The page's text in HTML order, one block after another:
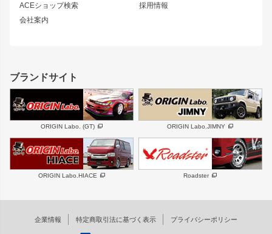
ACEショップ検索
会社案内
採用情報
スズキ
GS350
SC
スバル 三菱
デリカ D:5
軽自動車 汎用
MUD-S7
MUD-SR7
まつど家 鉄漢
ボンネット
フェンダー
サイドパーツ
リアゲート
メンテナンスパーツ
ハイエースパーツ
ホイール
DAYTONA-RS
DAYTONA-RS NEO
エアロシリーズ
RUGGER MODEL
DTM:exclusive
ブランドサイト
ORIGIN Labo. (GT) ORIGIN Labo.JIMNY
ORIGIN Labo.HIACE Roadster
企業情報 特定商取引法に基づく表示 プライバシーポリシー